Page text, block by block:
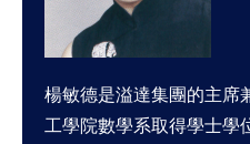
楊敏德是溢達集團的主席
工學院數學系取得學士學